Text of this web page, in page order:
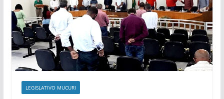
LEGISLATIVO MUCURI